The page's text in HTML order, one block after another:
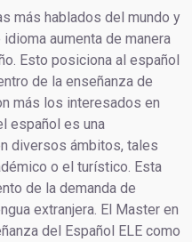
más hablados del mundo y
aumenta de manera
Esto posiciona al español
de la enseñanza de
más los interesados en
español es una
diversos ámbitos, tales
o el turístico. Esta
de la demanda de
extranjera. El Master en
del Español ELE como